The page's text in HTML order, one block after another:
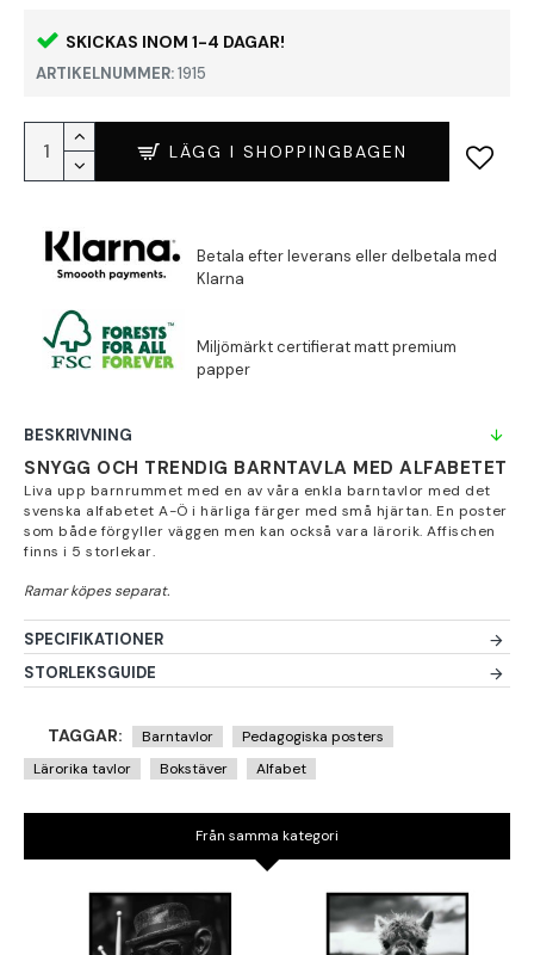
SKICKAS INOM 1-4 DAGAR!
ARTIKELNUMMER:1915
LÄGG I SHOPPINGBAGEN
BESKRIVNING
SNYGG OCH TRENDIG BARNTAVLA MED ALFABETET
Liva upp barnrummet med en av våra enkla barntavlor med det
svenska alfabetet A-Ö i härliga färger med små hjärtan. En poster
som både förgyller väggen men kan också vara lärorik. Affischen
finns i 5 storlekar.
SPECIFIKATIONER
STORLEKSGUIDE
TAGGAR: Barntavlor
Pedagogiska posters
Lärorika tavlor
Bokstäver Alfabet
Från samma kategori